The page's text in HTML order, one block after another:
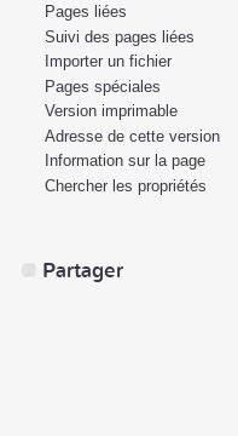
Pages liées
Suivi des pages liées
Importer un fichier
Pages spéciales
Version imprimable
Adresse de cette version
Information sur la page
Chercher les propriétés
Partager